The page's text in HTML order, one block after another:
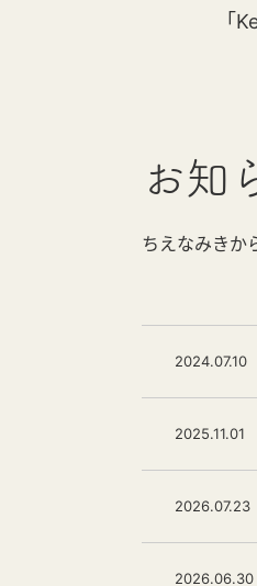
「
お知
ちえなみきか
2024.07.10
2025.11.01
2026.07.23
2026.06.30